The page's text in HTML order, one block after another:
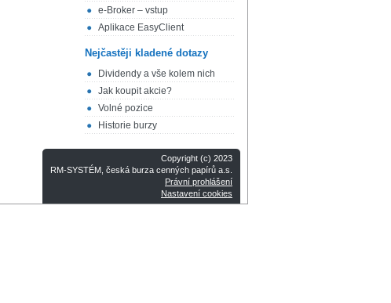
e-Broker – vstup
Aplikace EasyClient
Nejčastěji kladené dotazy
Dividendy a vše kolem nich
Jak koupit akcie?
Volné pozice
Historie burzy
Copyright (c) 2023
RM-SYSTÉM, česká burza cenných papírů a.s.
Právní prohlášení
Nastavení cookies